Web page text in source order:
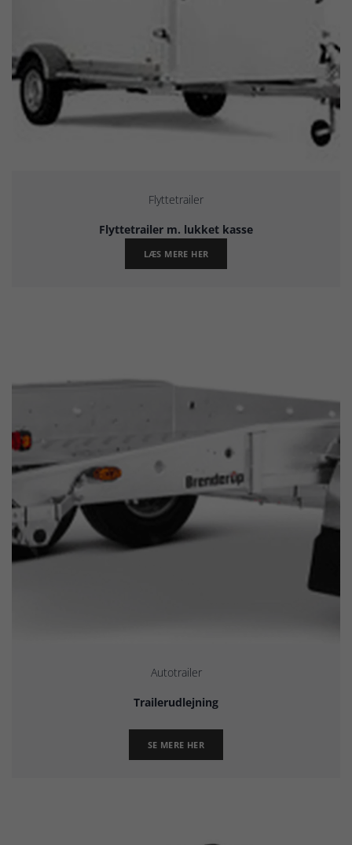
Flyttetrailer
Flyttetrailer m. lukket kasse
LÆS MERE HER
Autotrailer
Trailerudlejning
SE MERE HER